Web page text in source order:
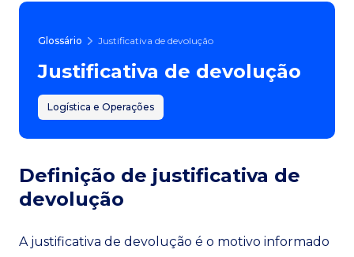
Glossário Justificativa de devolução
Justificativa de devolução
Logística e Operações
Definição de justificativa de
devolução
A justificativa de devolução é o motivo informado